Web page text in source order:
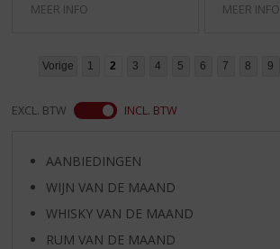
MEER INFO MEER INFO
Vorige 1 2 3 4 5 6 7 8 9
EXCL. BTW INCL. BTW
AANBIEDINGEN
WIJN VAN DE MAAND
WHISKY VAN DE MAAND
RUM VAN DE MAAND